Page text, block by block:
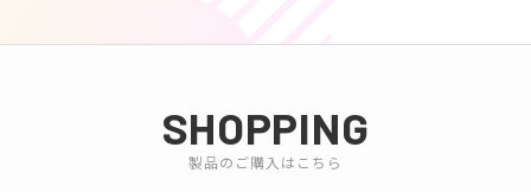
SHOPPING
製品のご購入はこちら